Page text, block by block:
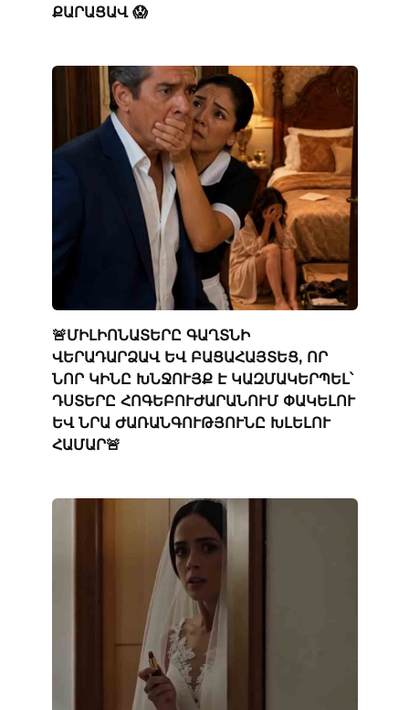
ՔԱՐԱՑԱՎ 😱
🚨ՄԻԼԻՈՆԱՏԵՐԸ ԳԱՂՏՆԻ
ՎԵՐԱԴԱՐՁԱՎ ԵՎ ԲԱՑԱՀԱՅՏԵՑ, ՈՐ
ՆՈՐ ԿԻՆԸ ԽՆՋՈՒՅՔ Է ԿԱԶՄԱԿԵՐՊԵԼ՝
ԴՍՏԵՐԸ ՀՈԳԵԲՈՒԺԱՐԱՆՈՒՄ ՓԱԿԵԼՈՒ
ԵՎ ՆՐԱ ԺԱՌԱՆԳՈՒԹՅՈՒՆԸ ԽԼԵԼՈՒ
ՀԱՄԱՐ🚨